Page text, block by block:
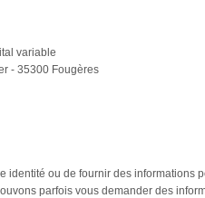
variable
- 35300 Fougères
identité ou de fournir des
parfois vous demander des